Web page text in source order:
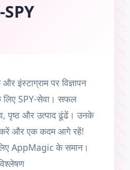
SPY
इंस्टाग्राम पर विज्ञापन
SPY-सेवा। सफल
पृष्ठ और उत्पाद ढूंढें। उनके
और एक कदम आगे रहें!
लिए AppMagic के समान।